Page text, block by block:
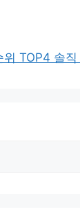
TOP4 솔직